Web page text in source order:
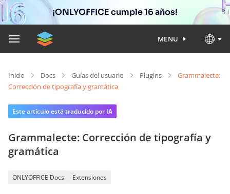
¡ONLYOFFICE cumple 16 años!
MENU
Inicio Docs Guías del usuario Plugins
Grammalecte:
Corrección de tipografía y gramática
Este artículo está traducido por IA
Grammalecte: Corrección de tipografía y
gramática
ONLYOFFICE Docs Extensiones